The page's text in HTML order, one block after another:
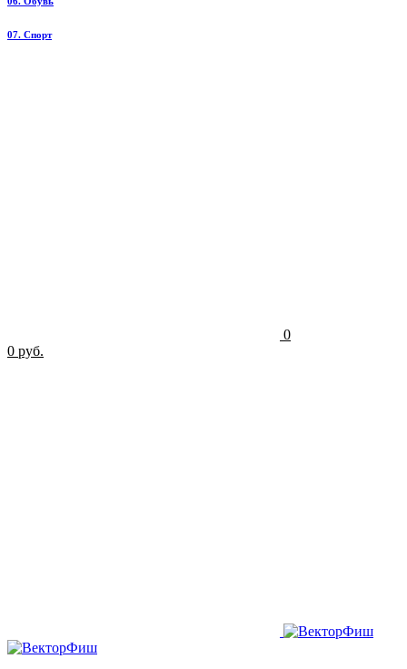
07. Спорт
0
0 руб.